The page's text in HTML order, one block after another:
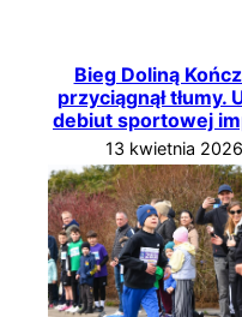
Bieg Doliną
przyciągnął tłumy.
debiut sportowej
13 kwietnia 2026